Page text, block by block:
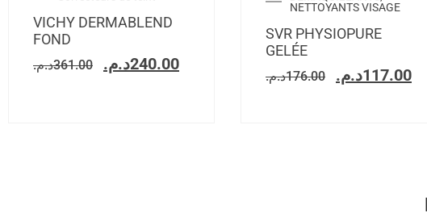
VICHY DERMABLEND
FOND
361.00د.م. 240.00د.م.
NETTOYANTS VISAGE
SVR PHYSIOPURE
GELÉE
176.00د.م. 117.00د.م.